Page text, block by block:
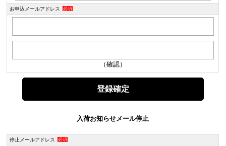
お申込メールアドレス 必須
（確認）
入荷お知らせメール停止
停止メールアドレス 必須